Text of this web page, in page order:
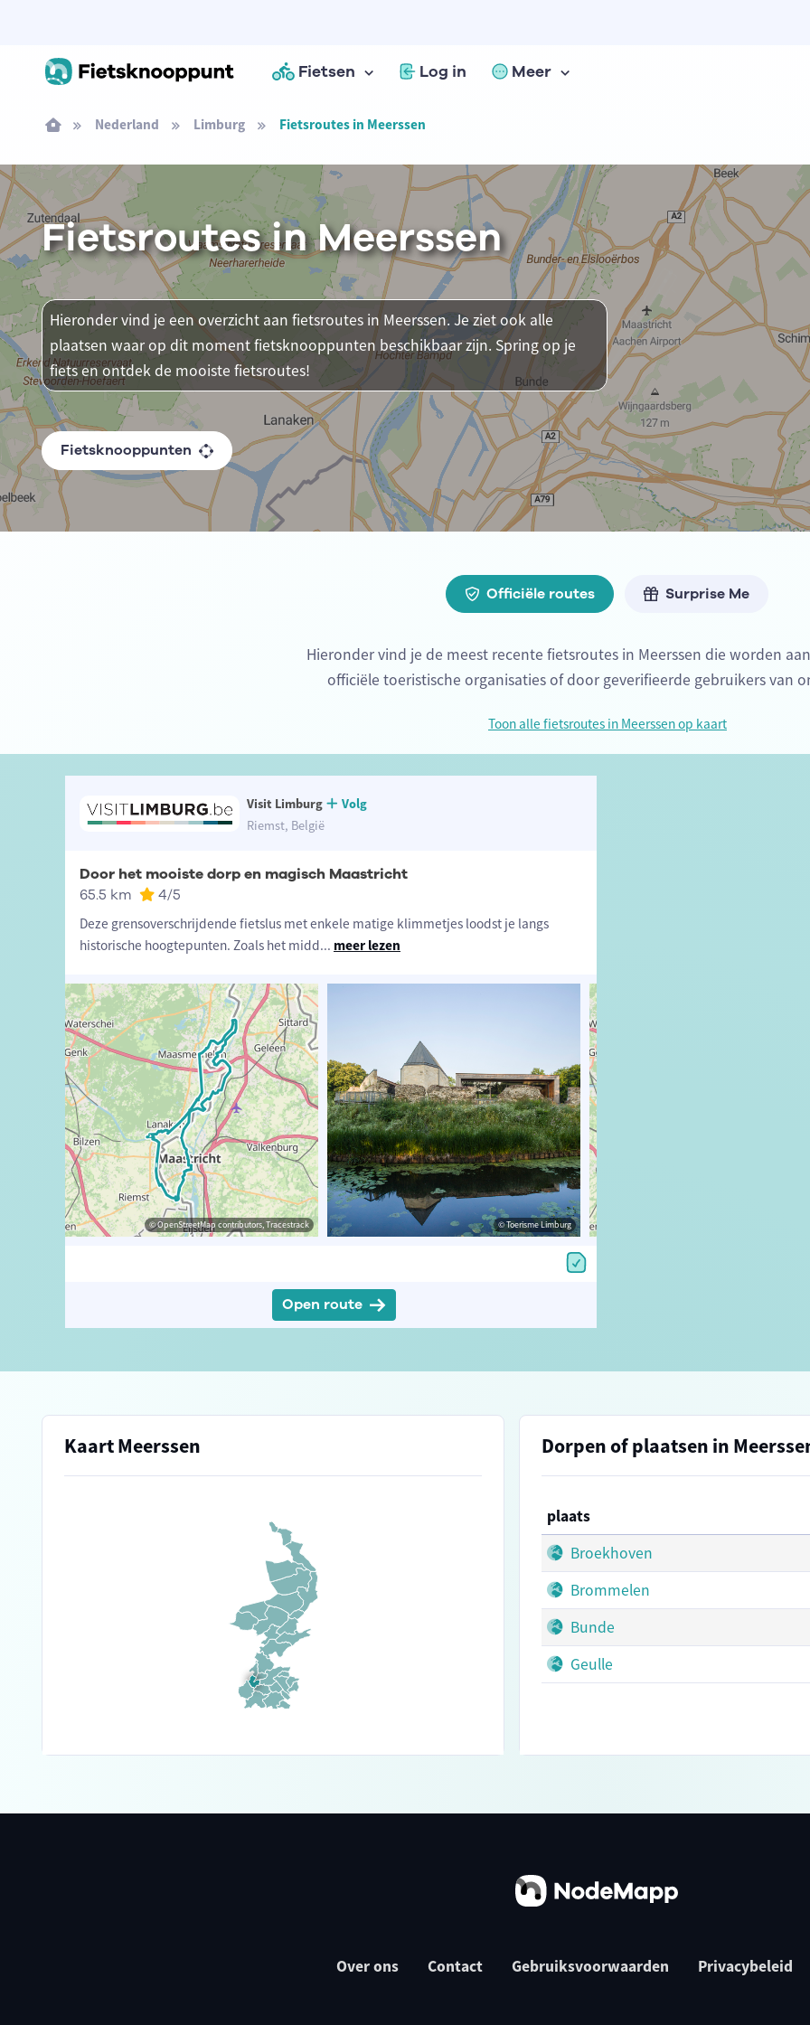
Fietsen Log in Meer
Nederland Limburg Fietsroutes in Meerssen
Fietsroutes in Meerssen
Hieronder vind je een overzicht aan fietsroutes in Meerssen. Je ziet ook alle
plaatsen waar op dit moment fietsknooppunten beschikbaar zijn. Spring op je
fiets en ontdek de mooiste fietsroutes!
Fietsknooppunten
Officiële routes Surprise Me
Hieronder vind je de meest recente fietsroutes in Meerssen die worden
officiële toeristische organisaties of door geverifieerde gebruikers van
Toon alle fietsroutes in Meerssen op kaart
Visit Limburg
Volg
Riemst, België
Door het mooiste dorp en magisch Maastricht
65.5 km 4/5
Deze grensoverschrijdende fietslus met enkele matige klimmetjes loodst je langs
historische hoogtepunten. Zoals het midd... meer lezen
© OpenStreetMap contributors, Tracestrack © Toerisme Limburg
Open route
Kaart Meerssen Dorpen of plaatsen in
plaats
Broekhoven
Brommelen
Bunde
Geulle
Over ons Contact Gebruiksvoorwaarden Privacybeleid